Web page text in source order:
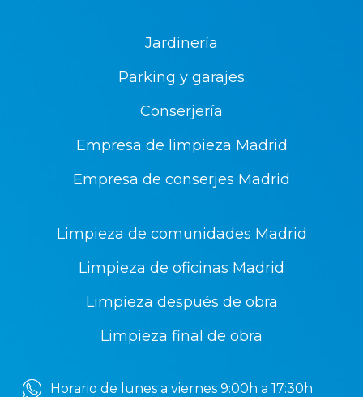
Jardinería
Parking y garajes
Conserjería
Empresa de limpieza Madrid
Empresa de conserjes Madrid
Limpieza de comunidades Madrid
Limpieza de oficinas Madrid
Limpieza después de obra
Limpieza final de obra
Horario de lunes a viernes 9:00h a 17:30h